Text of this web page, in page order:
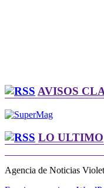
AVISOS
LO ULTIMO
Agencia de Noticias